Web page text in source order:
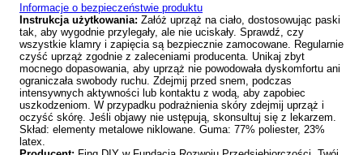
Informacje o bezpieczeństwie produktu
Instrukcja użytkowania: Załóż uprząż na ciało, dostosowując paski
tak, aby wygodnie przylegały, ale nie uciskały. Sprawdź, czy
wszystkie klamry i zapięcia są bezpiecznie zamocowane. Regularnie
czyść uprząż zgodnie z zaleceniami producenta. Unikaj zbyt
mocnego dopasowania, aby uprząż nie powodowała dyskomfortu ani
ograniczała swobody ruchu. Zdejmij przed snem, podczas
intensywnych aktywności lub kontaktu z wodą, aby zapobiec
uszkodzeniom. W przypadku podrażnienia skóry zdejmij uprząż i
oczyść skórę. Jeśli objawy nie ustępują, skonsultuj się z lekarzem.
Skład: elementy metalowe niklowane. Guma: 77% poliester, 23%
latex.